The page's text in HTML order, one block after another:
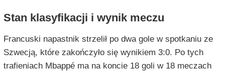
Stan klasyfikacji i wynik meczu
Francuski napastnik strzelił po dwa gole w spotkaniu ze
Szwecją, które zakończyło się wynikiem 3:0. Po tych
trafieniach Mbappé ma na koncie 18 goli w 18 meczach